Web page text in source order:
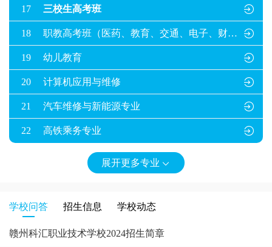

17 三校生高考班

18 职教高考班（医药、教育、交通、电子、财贸）

19 幼儿教育

20 计算机应用与维修

21 汽车维修与新能源专业

22 高铁乘务专业
展开更多专业 
学校问答 招生信息 学校动态
赣州科汇职业技术学校2024招生简章